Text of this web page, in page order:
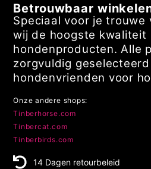
Betrouwbaar
Speciaal voor je
wij de hoogste kwaliteit
hondenproducten. Alle
zorgvuldig
hondenvrienden voor
Onze andere shops:
Tinberhorse.com
Tinbercat.com
Tinberbirds.com
14 Dagen retourbeleid